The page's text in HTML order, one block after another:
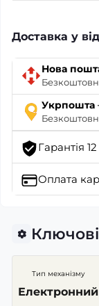
Доставка у
Нова
Укрпошта ·
Гарантія
Оплата
Тип механізму
Електронний